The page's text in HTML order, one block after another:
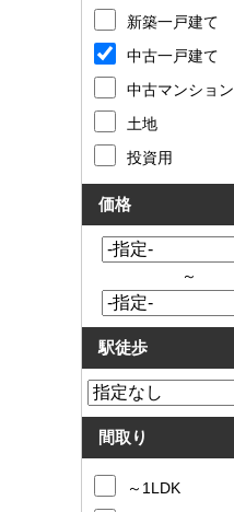
新築一戸建て
中古一戸建て
中古マンション
土地
投資用
価格
～
駅徒歩
間取り
～1LDK